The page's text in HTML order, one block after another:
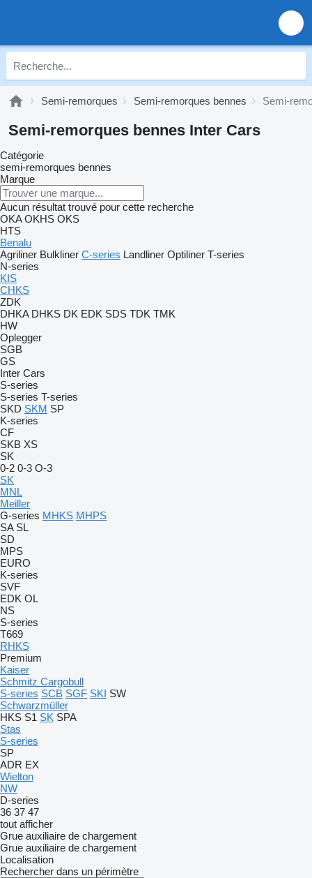
Semi-remorques Semi-remorques bennes Semi-
Semi-remorques bennes Inter Cars
Catégorie
semi-remorques bennes
Marque
Aucun résultat trouvé pour cette recherche
OKA OKHS OKS
HTS
Benalu
Agriliner Bulkliner C-series Landliner Optiliner T-series
N-series
KIS
CHKS
ZDK
DHKA DHKS DK EDK SDS TDK TMK
HW
Oplegger
SGB
GS
Inter Cars
S-series
S-series T-series
SKD SKM SP
K-series
CF
SKB XS
SK
0-2 0-3 O-3
SK
MNL
Meiller
G-series MHKS MHPS
SA SL
SD
MPS
EURO
K-series
SVF
EDK OL
NS
S-series
T669
RHKS
Premium
Kaiser
Schmitz Cargobull
S-series SCB SGF SKI SW
Schwarzmüller
HKS S1 SK SPA
Stas
S-series
SP
ADR EX
Wielton
NW
D-series
36 37 47
tout afficher
Grue auxiliaire de chargement
Grue auxiliaire de chargement
Localisation
Rechercher dans un périmètre